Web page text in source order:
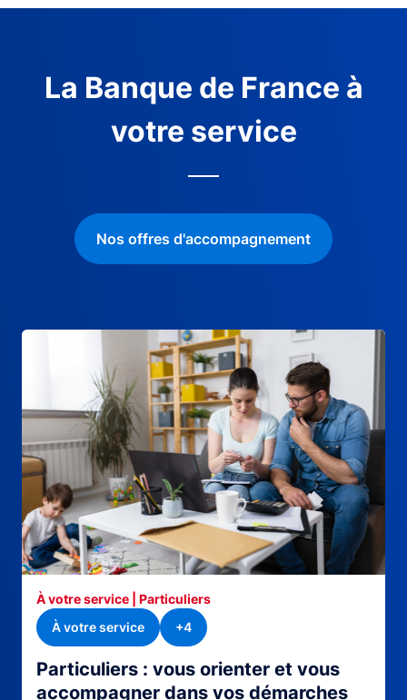
La Banque de France à
votre service
Nos offres d'accompagnement
Particuliers : vous orienter et vous
accompagner dans vos démarches
À votre service | Particuliers
À votre service
+4